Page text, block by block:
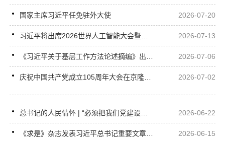
国家主席习近平任免驻外大使 2026-07-20
习近平将出席2026世界人工智能大会暨人工智能全球治理高级别会议开幕式并发表主旨讲话 2026-07-13
《习近平关于基层工作方法论述摘编》出版发行 2026-07-06
庆祝中国共产党成立105周年大会在京隆重举行 2026-07-02
总书记的人民情怀 | “必须把我们党建设好、建设强” 2026-06-22
《求是》杂志发表习近平总书记重要文章《一体推进教育科技人才发展》 2026-06-15